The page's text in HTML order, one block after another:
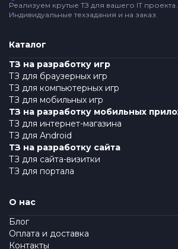
Реализуем крутые ТЗ для вашего IT проекта.
Индивидуальные техзадания и на заказ.
Каталог
ТЗ на разработку игр
ТЗ для браузерных игр
ТЗ для компьютерных игр
ТЗ для мобильных игр
ТЗ на разработку мобильных
ТЗ для интернет-магазина
ТЗ для Android
ТЗ на разработку сайта
ТЗ для сайта-визитки
ТЗ для портала
О нас
Блог
Оплата и доставка
Контакты